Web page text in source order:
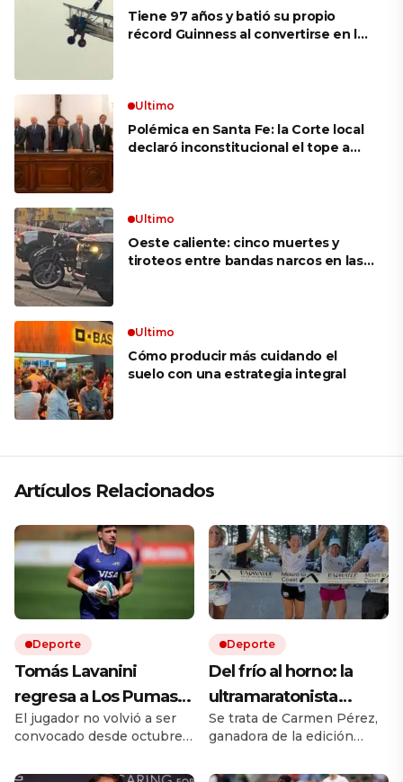
Tiene 97 años y batió su propio
récord Guinness al convertirse en la
puedo’ no existen en mi vocabulario»
Ultimo
Polémica en Santa Fe: la Corte local
declaró inconstitucional el tope a
Ultimo
Oeste caliente: cinco muertes y
tiroteos entre bandas narcos en las
Ultimo
Cómo producir más cuidando el
suelo con una estrategia integral
Artículos Relacionados
Deporte
Tomás Lavanini
regresa a Los Pumas
tras casi dos años: «Es
una nueva
oportunidad, un nuevo
El jugador no volvió a ser
convocado desde octubre
fue ante Sudáfrica. Ese año
Deporte
Del frío al horno: la
ultramaratonista
española que corrió
bajo 52 grados y lo
comparó con una «air
Se trata de Carmen Pérez,
ganadora de la edición
femenino de la prueba.